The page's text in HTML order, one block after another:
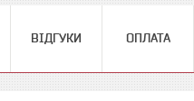
ВІДГУКИ ОПЛАТА